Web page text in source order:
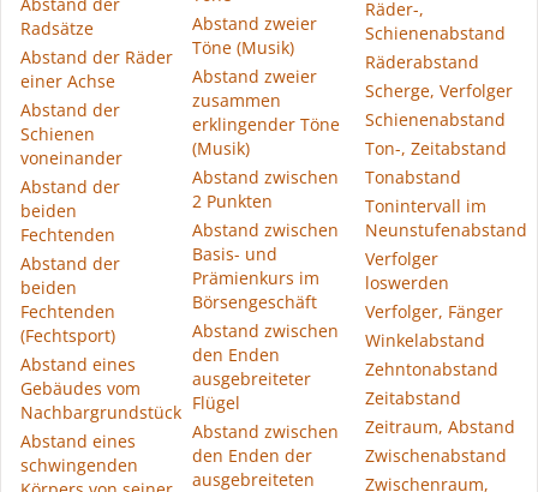
Radsätze
Abstand der Räder
einer Achse
Abstand der
Schienen
voneinander
Abstand der
beiden
Fechtenden
Abstand der
beiden
Fechtenden
(Fechtsport)
Abstand eines
Gebäudes vom
Nachbargrundstück
Abstand eines
schwingenden
Abstand zweier
Töne (Musik)
Abstand zweier
zusammen
erklingender Töne
(Musik)
Abstand zwischen
2 Punkten
Abstand zwischen
Basis- und
Prämienkurs im
Börsengeschäft
Abstand zwischen
den Enden
ausgebreiteter
Flügel
Abstand zwischen
den Enden der
ausgebreiteten
Räder-,
Schienenabstand
Räderabstand
Scherge, Verfolger
Schienenabstand
Ton-, Zeitabstand
Tonabstand
Tonintervall im
Neunstufenabstand
Verfolger
loswerden
Verfolger, Fänger
Winkelabstand
Zehntonabstand
Zeitabstand
Zeitraum, Abstand
Zwischenabstand
Zwischenraum,